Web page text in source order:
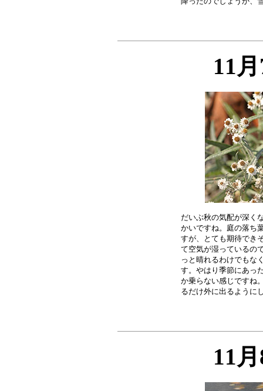
11
だいぶ秋の気配が深く
かいですね。庭の落ち
すが、とても期待でき
て空気が湿っているの
っと晴れるわけでもな
す。やはり季節にあっ
か乗らない感じですね
11